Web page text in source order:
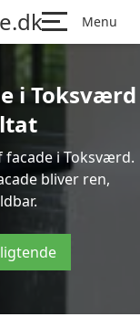
Menu
i Toksværd
facade i Toksværd.
bliver ren,